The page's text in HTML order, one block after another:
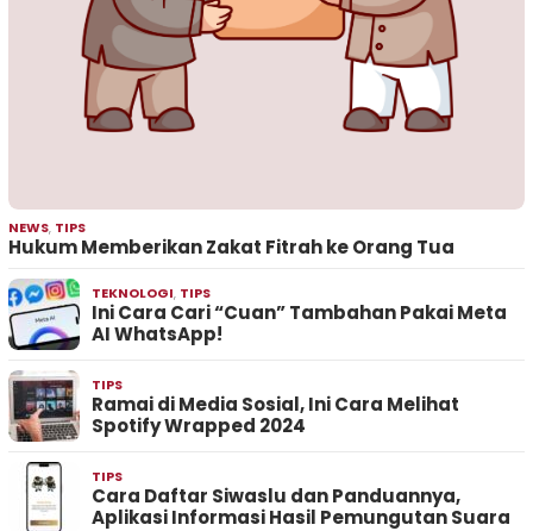
NEWS, TIPS
Hukum Memberikan Zakat Fitrah ke Orang Tua
TEKNOLOGI, TIPS
Ini Cara Cari “Cuan” Tambahan Pakai Meta
AI WhatsApp!
TIPS
Ramai di Media Sosial, Ini Cara Melihat
Spotify Wrapped 2024
TIPS
Cara Daftar Siwaslu dan Panduannya,
Aplikasi Informasi Hasil Pemungutan Suara